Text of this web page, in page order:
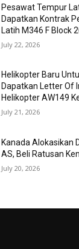
Pesawat Tempur
Dapatkan Kontrak
Latih M346 F Block
July 22, 2026
Helikopter Baru
Dapatkan Letter Of
Helikopter AW149
July 21, 2026
Kanada Alokasikan
AS, Beli Ratusan
July 20, 2026